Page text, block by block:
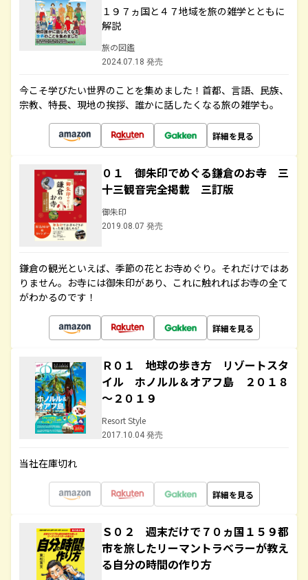
１９７ヵ国と４７地域を旅の雑学とともに
解説
旅の図鑑
2024.07.18 発売
今こそ学びたい世界のことを集めました！首都、言語、民族、
宗教、特長、現地の挨拶、誰かに話したくなる旅の雑学も。
詳細を見る
０１ 御朱印でめぐる鎌倉のお寺 三
十三観音完全掲載 三訂版
御朱印
2019.08.07 発売
鎌倉の観光といえば、季節の花とお寺めぐり。それだけではあ
りません。お寺には御朱印があり、これに触れればお寺の全て
がわかるのです！
詳細を見る
Ｒ０１ 地球の歩き方 リゾートスタ
イル ホノルル＆オアフ島 ２０１８
～２０１９
Resort Style
2017.10.04 発売
当社在庫切れ
詳細を見る
Ｓ０２ 週末だけで７０ヵ国１５９都
市を旅したリーマントラベラーが教え
る自分の時間の作り方